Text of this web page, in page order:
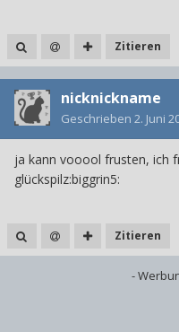
Zitieren
nicknickname
Geschrieben 2. Juni
ja kann vooool frusten, ich
glückspilz:biggrin5:
Zitieren
-